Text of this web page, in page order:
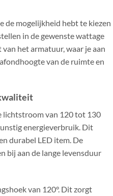
de mogelijkheid hebt te kiezen
in de gewenste wattage
het armatuur, waar je aan
van de ruimte en
lichtstroom van 120 tot 130
energieverbruik. Dit
durabel LED item. De
bij aan de lange levensduur
van 120°. Dit zorgt